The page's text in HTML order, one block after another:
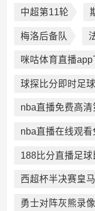
中超第11轮
梅洛后备队
咪咕体育直播
球探比分即时足
nba直播免费高清
nba直播在线观
188比分直播足球
西超杯半决赛皇
勇士对阵灰熊录像